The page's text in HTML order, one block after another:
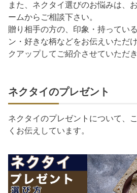
また、ネクタイ選びのお悩みは、
ームからご相談下さい。
贈り相手の方の、印象・持ってい
ン・好きな柄などをお伝えいただ
クアップしてご紹介させていただき
ネクタイのプレゼント
ネクタイのプレゼントについて、
くお伝えしています。